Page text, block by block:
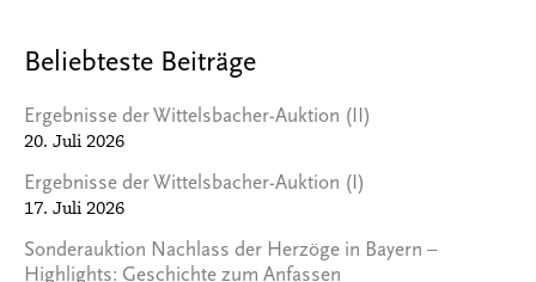
Beliebteste Beiträge
Ergebnisse der Wittelsbacher-Auktion (II)
20. Juli 2026
Ergebnisse der Wittelsbacher-Auktion (I)
17. Juli 2026
Sonderauktion Nachlass der Herzöge in Bayern –
Highlights: Geschichte zum Anfassen